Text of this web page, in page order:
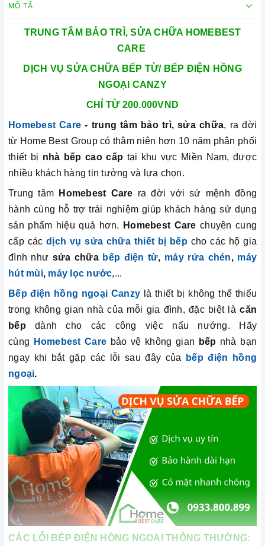
MÔ TẢ
TRUNG TÂM BẢO TRÌ, SỬA CHỮA HOMEBEST
CARE
DỊCH VỤ SỬA CHỮA BẾP TỪ/ BẾP ĐIỆN HỒNG
NGOẠI CANZY
CHỈ TỪ 200.000VND
Homebest Care - trung tâm bảo trì, sửa chữa, ra đời
từ Home Best Group có thâm niên hơn 10 năm phân phối
thiết bị nhà bếp cao cấp tại khu vực Miền Nam, được
nhiều khách hàng tin tưởng và lựa chọn.
Trung tâm
Homebest Care ra đời với sứ mệnh đồng
hành cùng hỗ trợ trải nghiệm giúp khách hàng sử dụng
sản phẩm hiệu quả hơn.
Homebest Care chuyên cung
cấp các dịch vụ sửa chữa thiết bị bếp cho các hộ gia
đình như sửa chữa bếp điện từ, máy rửa chén, máy
hút mùi, máy lọc nước,...
Bếp điện hồng ngoại Canzy là thiết bị không thể thiếu
trong không gian nhà của mỗi gia đình, đặc biệt làcăn
bếpdành cho các công việc nấu nướng. Hãy
cùng
Homebest Care bảo vệ không gian bếp nhà bạn
ngay khi bắt gặp các lỗi sau đây của
bếp điện hồng
ngoại.
CÁC LỖI BẾP ĐIỆN HỒNG NGOẠI THÔNG THƯỜNG: